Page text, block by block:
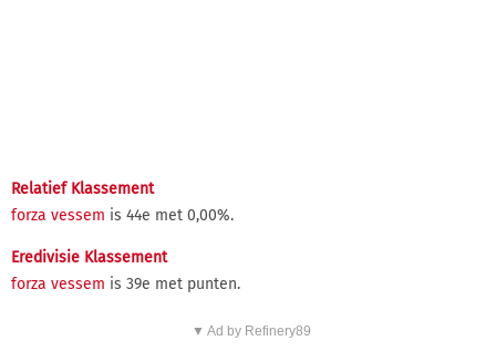
Relatief Klassement
forza vessem is 44e met 0,00%.
Eredivisie Klassement
forza vessem is 39e met punten.
▼ Ad by Refinery89